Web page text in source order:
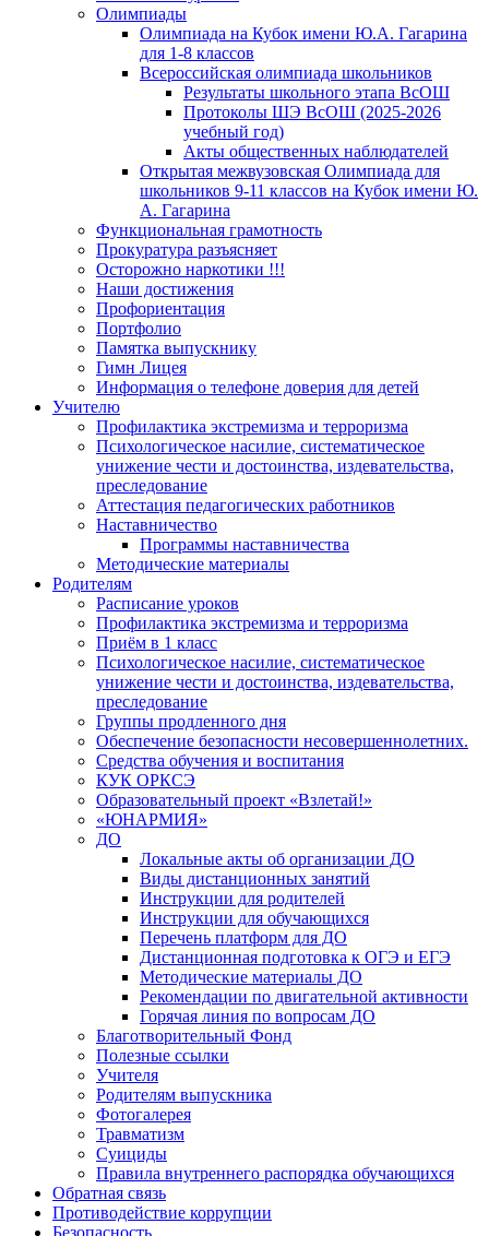
Олимпиады
Олимпиада на Кубок имени Ю.А. Гагарина
для 1-8 классов
Всероссийская олимпиада школьников
Результаты школьного этапа ВсОШ
Протоколы ШЭ ВсОШ (2025-2026
учебный год)
Акты общественных наблюдателей
Открытая межвузовская Олимпиада для
школьников 9-11 классов на Кубок имени Ю.
А. Гагарина
Функциональная грамотность
Прокуратура разъясняет
Осторожно наркотики !!!
Наши достижения
Профориентация
Портфолио
Памятка выпускнику
Гимн Лицея
Информация о телефоне доверия для детей
Учителю
Профилактика экстремизма и терроризма
Психологическое насилие, систематическое
унижение чести и достоинства, издевательства,
преследование
Аттестация педагогических работников
Наставничество
Программы наставничества
Методические материалы
Родителям
Расписание уроков
Профилактика экстремизма и терроризма
Приём в 1 класс
Психологическое насилие, систематическое
унижение чести и достоинства, издевательства,
преследование
Группы продленного дня
Обеспечение безопасности несовершеннолетних.
Средства обучения и воспитания
КУК ОРКСЭ
Образовательный проект «Взлетай!»
«ЮНАРМИЯ»
ДО
Локальные акты об организации ДО
Виды дистанционных занятий
Инструкции для родителей
Инструкции для обучающихся
Перечень платформ для ДО
Дистанционная подготовка к ОГЭ и ЕГЭ
Методические материалы ДО
Рекомендации по двигательной активности
Горячая линия по вопросам ДО
Благотворительный Фонд
Полезные ссылки
Учителя
Родителям выпускника
Фотогалерея
Травматизм
Суициды
Правила внутреннего распорядка обучающихся
Обратная связь
Противодействие коррупции